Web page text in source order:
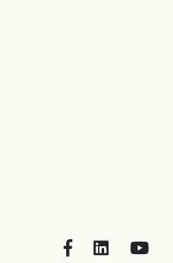
FacebookLinkedIn